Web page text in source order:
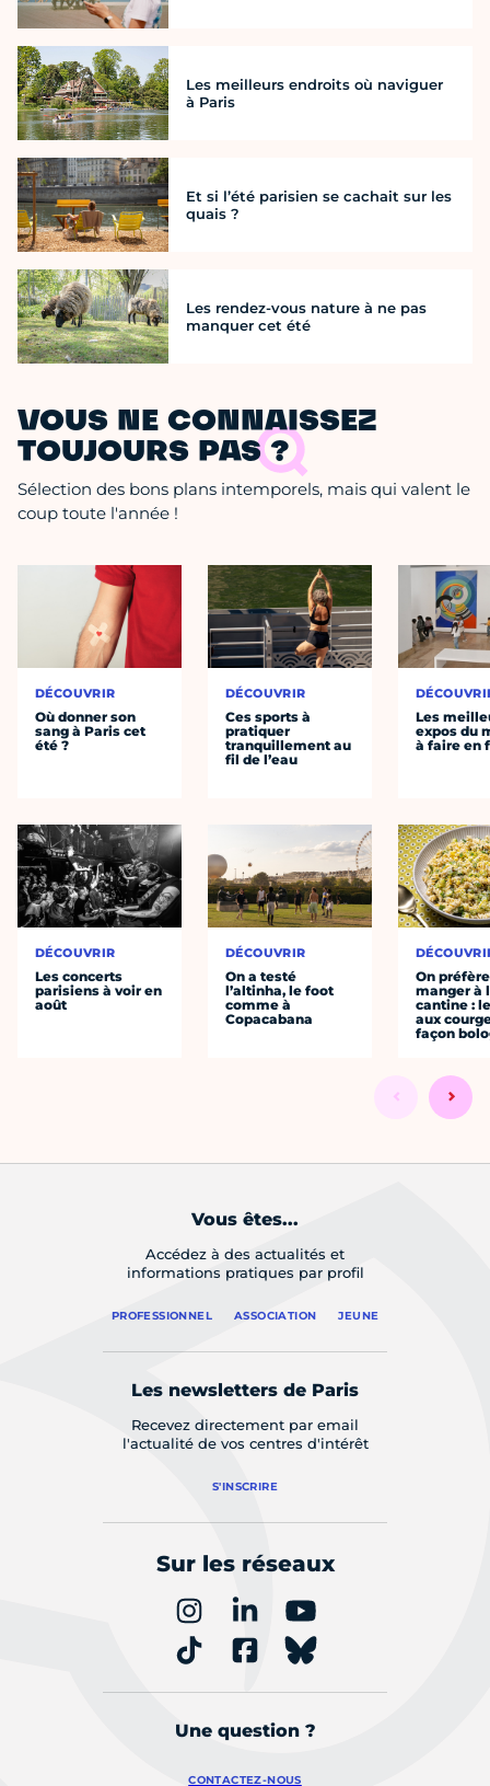
Les meilleurs endroits où naviguer
à Paris
Et si l’été parisien se cachait sur les
quais ?
Les rendez-vous nature à ne pas
manquer cet été
VOUS NE CONNAISSEZ
TOUJOURS PAS ?
Sélection des bons plans intemporels, mais qui valent le
coup toute l'année !
DÉCOUVRIR
Où donner son
sang à Paris cet
été ?
DÉCOUVRIR
Les concerts
parisiens à voir en
août
DÉCOUVRIR
Ces sports à
pratiquer
tranquillement au
fil de l’eau
DÉCOUVRIR
On a testé
l’altinha, le foot
comme à
Copacabana
Les
expos du
à faire en
On préfère
manger à
cantine :
aux
façon
Vous êtes...
Accédez à des actualités et
informations pratiques par profil
PROFESSIONNEL ASSOCIATION JEUNE
Les newsletters de Paris
Recevez directement par email
l'actualité de vos centres d'intérêt
S'INSCRIRE
Sur les réseaux
Une question ?
CONTACTEZ-NOUS